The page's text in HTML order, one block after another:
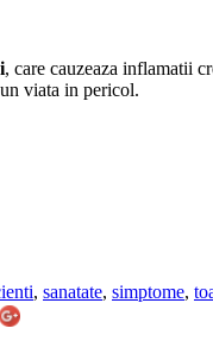
, care cauzeaza inflamatii
viata in pericol.
, sanatate, simptome,